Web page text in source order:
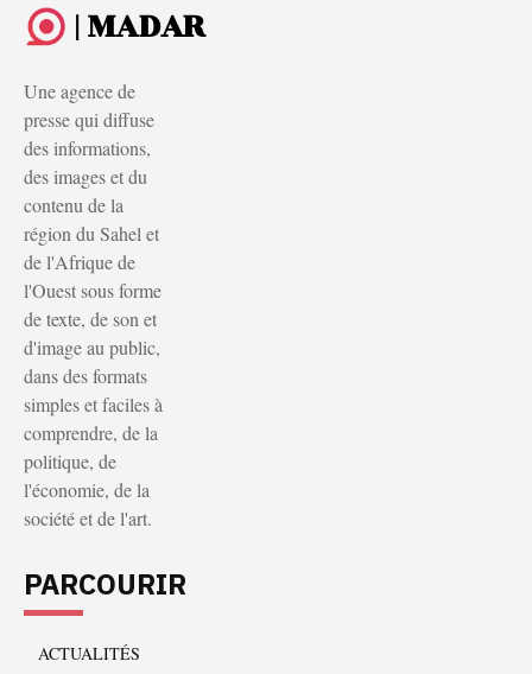
| MADAR
Une agence de
presse qui diffuse
des informations,
des images et du
contenu de la
région du Sahel et
de l'Afrique de
l'Ouest sous forme
de texte, de son et
d'image au public,
dans des formats
simples et faciles à
comprendre, de la
politique, de
l'économie, de la
société et de l'art.
PARCOURIR
ACTUALITÉS